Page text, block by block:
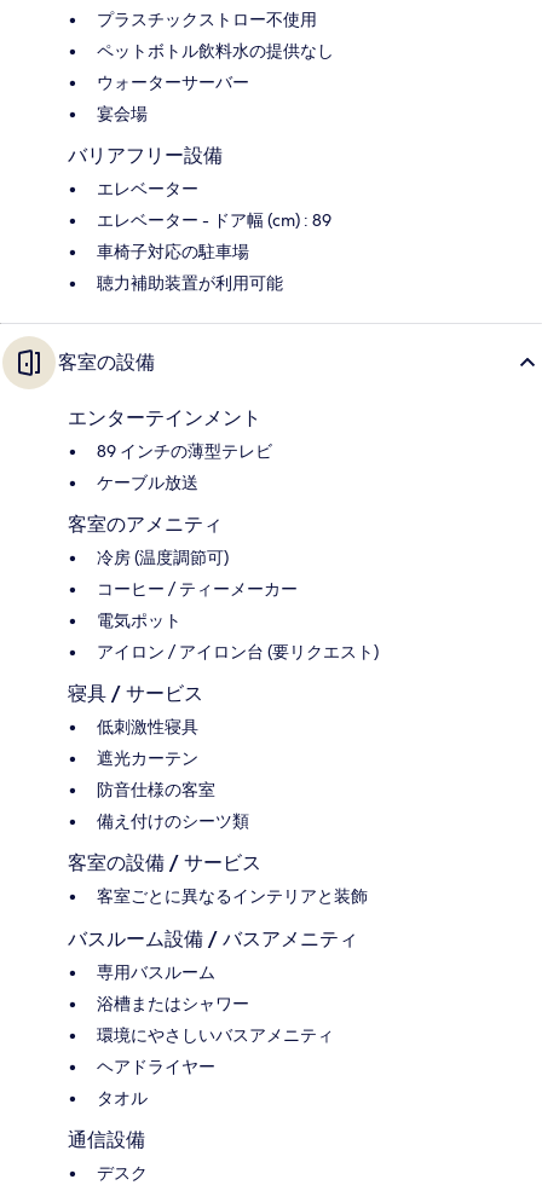
プラスチックストロー不使用
ペットボトル飲料水の提供なし
ウォーターサーバー
宴会場
バリアフリー設備
エレベーター
エレベーター - ドア幅 (cm) : 89
車椅子対応の駐車場
聴力補助装置が利用可能
客室の設備
エンターテインメント
89 インチの薄型テレビ
ケーブル放送
客室のアメニティ
冷房 (温度調節可)
コーヒー / ティーメーカー
電気ポット
アイロン / アイロン台 (要リクエスト)
寝具 / サービス
低刺激性寝具
遮光カーテン
防音仕様の客室
備え付けのシーツ類
客室の設備 / サービス
客室ごとに異なるインテリアと装飾
バスルーム設備 / バスアメニティ
専用バスルーム
浴槽またはシャワー
環境にやさしいバスアメニティ
ヘアドライヤー
タオル
通信設備
デスク